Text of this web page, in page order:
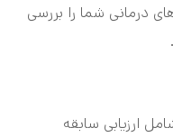
درمانی شما را بررسی
ارزیابی سابقه